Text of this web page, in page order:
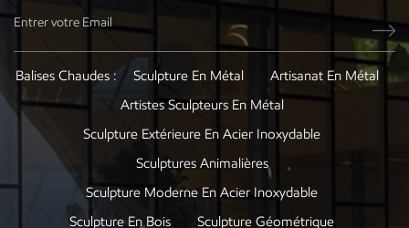
Balises Chaudes : Sculpture En Métal
Artisanat En Métal
Artistes Sculpteurs En Métal
Sculpture Extérieure En Acier Inoxydable
Sculptures Animalières
Sculpture Moderne En Acier Inoxydable
Sculpture En Bois
Sculpture Géométrique